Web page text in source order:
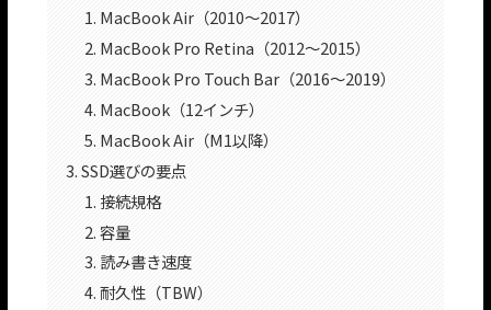
MacBook Air（2010〜2017）
MacBook Pro Retina（2012〜2015）
MacBook Pro Touch Bar（2016〜2019）
MacBook（12インチ）
MacBook Air（M1以降）
SSD選びの要点
接続規格
容量
読み書き速度
耐久性（TBW）